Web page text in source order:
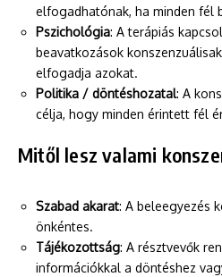
elfogadhatónak, ha minden fél
Pszichológia: A terápiás
beavatkozások
elfogadja azokat.
Politika / döntéshozatal: A
célja, hogy minden érintett fél
Mitől lesz valami
Szabad akarat: A beleegyezés
önkéntes.
Tájékozottság: A résztvevők
információkkal a döntéshez